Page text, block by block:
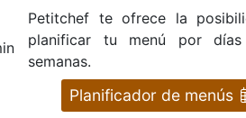
Petitchef te ofrece la
planificar tu menú por
semanas.
Planificador de menús